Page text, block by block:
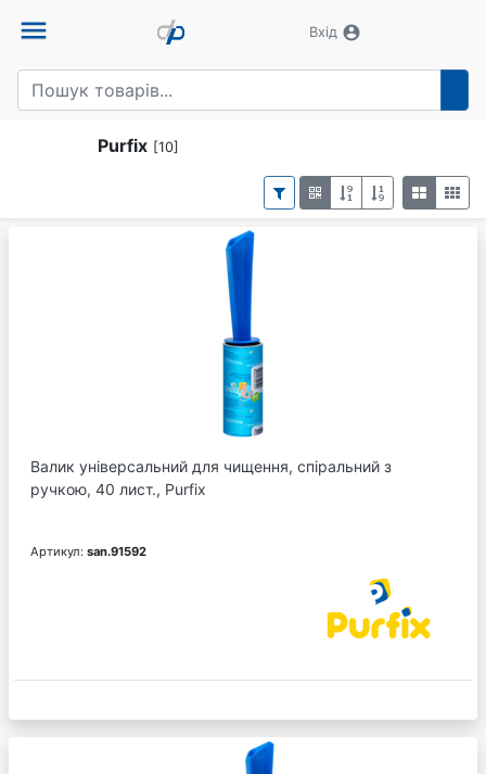
menu Вхід account_circle
Purfix [10]
Валик універсальний для чищення, спіральний з
ручкою, 40 лист., Purfix
Артикул: san.91592